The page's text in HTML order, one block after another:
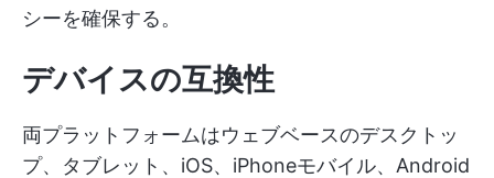
シーを確保する。
デバイスの互換性
両プラットフォームはウェブベースのデスクトッ
プ、タブレット、iOS、iPhoneモバイル、Android